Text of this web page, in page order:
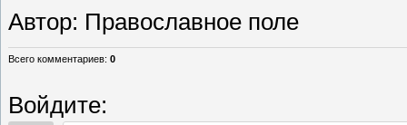
Автор: Православное поле
Всего комментариев: 0
Войдите: